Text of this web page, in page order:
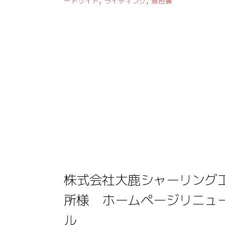
株式会社大鹿シャーリング
所様 ホームページリニュ
ル